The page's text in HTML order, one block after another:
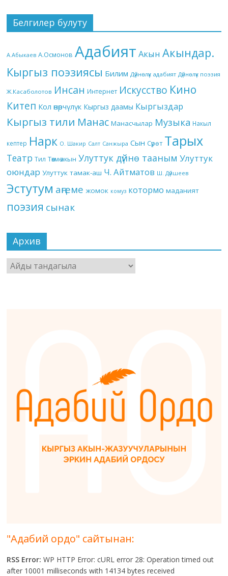
Белгилер булуту
А.Абыкаев А.Осмонов Адабият Акын Акындар.
Кыргыз поэзиясы Билим Дүйнөлүк адабият Дүйнөлүк поэзия
Ж.Касаболотов Инсан Интернет Искусство Кино
Китеп Кол өнөрчүлүк Кыргыз даамы Кыргыздар
Кыргыз тили Манас Манасчылар Музыка Накыл
кептер Нарк О. Шакир Салт Санжыра Сын Сүрөт Тарых
Театр Тил Төкмө акын Улуттук дүйнө тааным Улуттук
оюндар Улуттук тамак-аш Ч. Айтматов Ш. Дүйшеев
Эстутум аңгеме жомок комуз котормо маданият
поэзия сынак
Архив
Архив
"Адабий ордо" сайтынан:
RSS Error: WP HTTP Error: cURL error 28: Operation timed out
after 10001 milliseconds with 14134 bytes received